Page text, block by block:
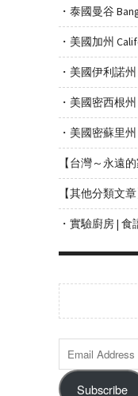
・泰國曼谷
・美國加州
・美國伊利諾
・美國密西根
・美國密蘇里
【台灣～永遠的
【其他分類文章
・實驗廚房 | 食
Subscribe